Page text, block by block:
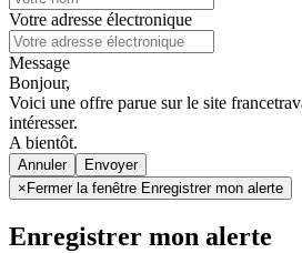
Votre adresse électronique
Message
Bonjour,
Voici une offre parue sur le site
intéresser.
A bientôt.
Annuler
× Fermer la fenêtre Enregistrer mon alerte
Enregistrer mon alerte